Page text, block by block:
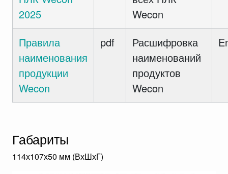
2025
Wecon
Правила
наименования
продукции
Wecon
pdf
Расшифровка
наименований
продуктов
Wecon
Габариты
114х107х50 мм (ВхШхГ)